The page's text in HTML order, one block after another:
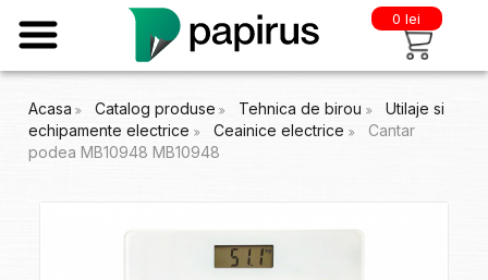
0 lei
Acasa Catalog produse Tehnica de birou
Utilaje si
echipamente electrice
Ceainice electrice
Cantar
podea MB10948 MB10948